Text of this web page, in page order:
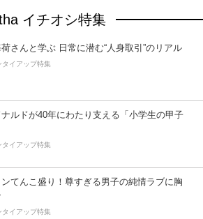
イチオシ特集
荷さんと学ぶ 日常に潜む“人身取引”のリアル
タイアップ特集
ルドが40年にわたり支える「小学生の甲子
タイアップ特集
てんこ盛り！尊すぎる男子の純情ラブに胸
タイアップ特集